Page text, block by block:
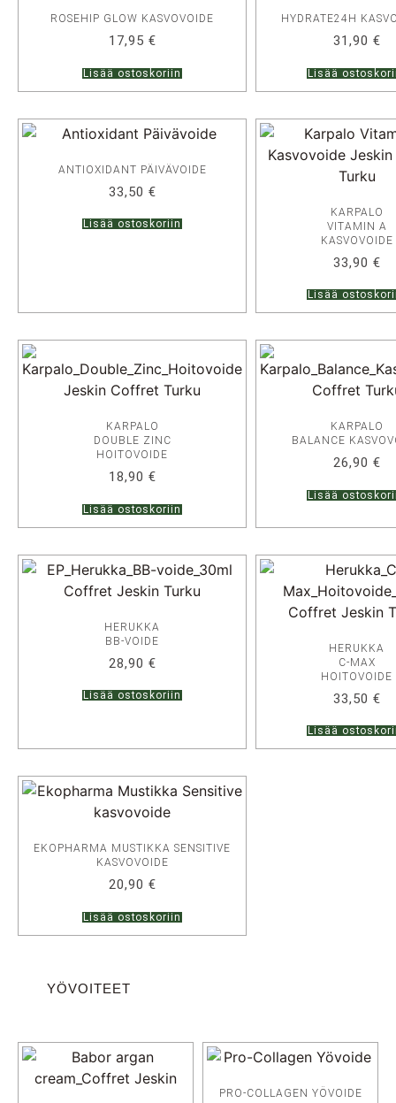
ROSEHIP GLOW KASVOVOIDE
17,95 €
Lisää ostoskoriin
HYDRATE24H
31,90 €
Lisää
ANTIOXIDANT PÄIVÄVOIDE
33,50 €
Lisää ostoskoriin
KARPALO
VITAMIN A
KASVOVOIDE
33,90 €
Lisää
KARPALO
DOUBLE ZINC
HOITOVOIDE
18,90 €
Lisää ostoskoriin
KARPALO
BALANCE
26,90 €
Lisää
HERUKKA
BB-VOIDE
28,90 €
Lisää ostoskoriin
HERUKKA
C-MAX
HOITOVOIDE
33,50 €
Lisää
EKOPHARMA MUSTIKKA SENSITIVE
KASVOVOIDE
20,90 €
Lisää ostoskoriin
YÖVOITEET
PRO-COLLAGEN YÖVOIDE